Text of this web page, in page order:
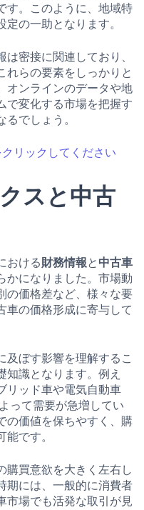
す。このように、地域特
の一助となります。
密接に関連しており、
れらの要素をしっかりと
オンラインのデータや地
で変化する市場を把握す
でしょう。
リックしてください
スと中古
おける財務情報と 中古車
かになりました。市場動
の価格差など、様々な要
車の価格形成に寄与して
及ぼす影響を理解するこ
知識となります。例え
リッド車や電気自動車
って需要が急増してい
の価値を保ちやすく、購
です。
購買意欲を大きく左右し
期には、一般的に消費者
市場でも活発な取引が見